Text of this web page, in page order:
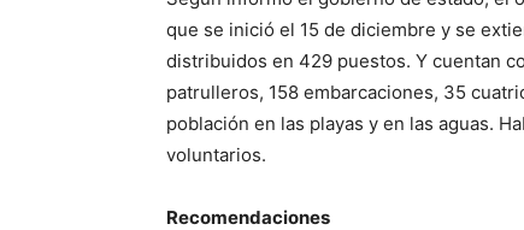
que se inició el 15 de diciembre y se
distribuidos en 429 puestos. Y cuentan
patrulleros, 158 embarcaciones, 35
población en las playas y en las aguas.
voluntarios.
Recomendaciones